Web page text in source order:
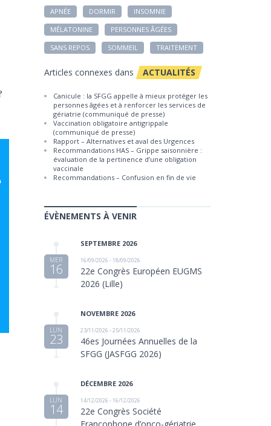
APNÉE DORMIR
INSOMNIE
MÉLATONINE
PERSONNES ÂGÉES
SANS REPOS
SOMMEIL TRAITEMENT
Articles connexes dans ACTUALITÉS
Canicule : la SFGG appelle à mieux protéger les
personnes âgées et à renforcer les services de
gériatrie (communiqué de presse)
Vaccination obligatoire antigrippale
(communiqué de presse)
Rapport – Alternatives et aval des Urgences
Recommandations HAS – Grippe saisonnière :
évaluation de la pertinence d’une obligation
vaccinale
Recommandations – Confusion en fin de vie
ÉVÈNEMENTS À VENIR
SEPTEMBRE 2026
MER
16
16/09/2026 - 18/09/2026
22e Congrès Européen EUGMS
2026 (Lille)
NOVEMBRE 2026
LUN
23
23/11/2026 - 25/11/2026
46es Journées Annuelles de la
SFGG (JASFGG 2026)
DÉCEMBRE 2026
LUN
14
14/12/2026 - 16/12/2026
22e Congrès Société